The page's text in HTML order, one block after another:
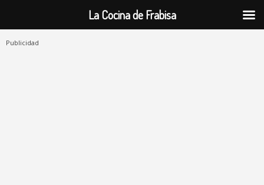
Publicidad
La Cocina de Frabisa